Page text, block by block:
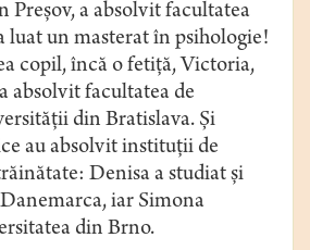
Preşov, a absolvit facultatea
luat un masterat în psihologie!
copil, încă o fetiţă, Victoria,
absolvit facultatea de
din Bratislava. Şi
au absolvit instituţii de
Denisa a studiat şi
iar Simona
din Brno.